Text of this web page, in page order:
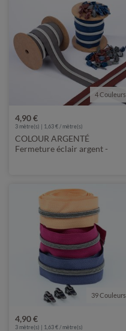
4 Couleurs
4,90 €
3mètre(s) | 1,63 € / mètre(s)
COLOUR ARGENTÉ
Fermeture éclair argent -
39 Couleurs
4,90 €
3mètre(s) | 1,63 € / mètre(s)